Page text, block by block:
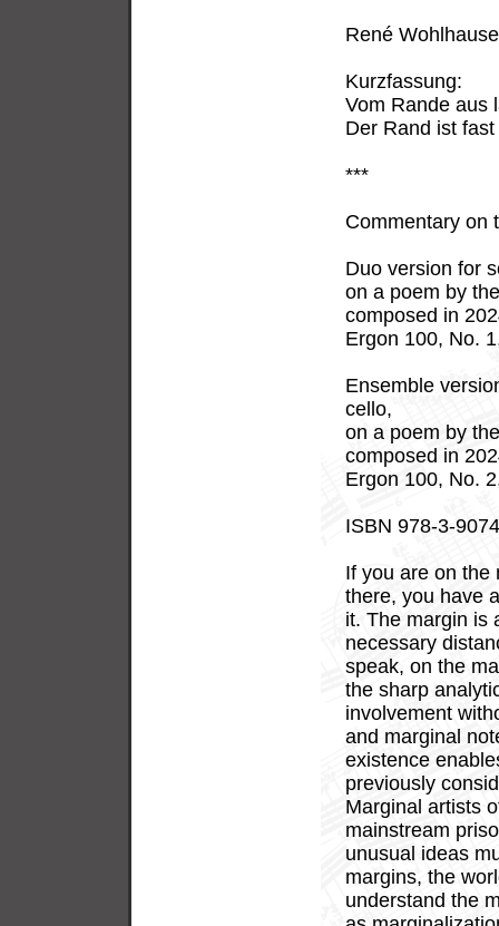
René
Kurzfassung:
Vom Rande aus
Der Rand ist
***
Commentary on
Duo version for
on a poem by
composed in
Ergon 100, No.
Ensemble
cello,
on a poem by
composed in
Ergon 100, No.
ISBN 978-3-
If you are on the
there, you have
it. The margin is
necessary
speak, on the
the sharp
involvement
and marginal
existence
previously
Marginal artists
mainstream
unusual ideas
margins, the
understand the